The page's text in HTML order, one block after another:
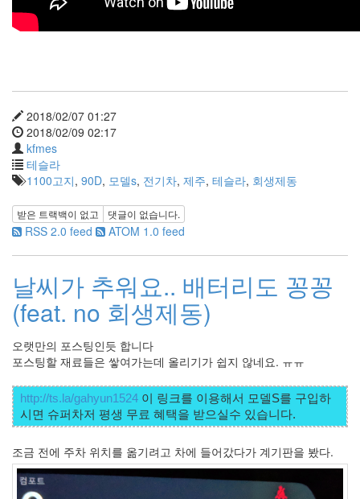
2018/02/07 01:27
2018/02/09 02:17
kfmes
테슬라
1100고지, 90D, 모델s, 전기차, 제주, 테슬라, 회생제동
받은 트랙백이 없고 댓글이 없습니다.
RSS 2.0 feed ATOM 1.0 feed
날씨가 추워요.. 배터리도 꽁꽁
(feat. no 회생제동)
오랫만의 포스팅인듯 합니다
포스팅할 재료들은 쌓여가는데 올리기가 쉽지 않네요. ㅠㅠ
http://ts.la/gahyun1524 이 링크를 이용해서 모델S를 구입하
조금 전에 주차 위치를 옮기려고 차에 들어갔다가 계기판을 봤다.
트
온
데
리
눅
스
OpenSource
Release
SWT
이
보
드
자
바
pspsdk
차
데
아